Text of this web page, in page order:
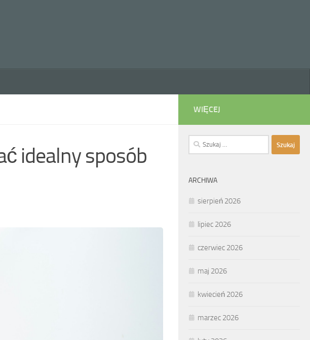
idealny sposób
WIĘCEJ
Szukaj:
ARCHIWA
sierpień 2026
lipiec 2026
czerwiec 2026
maj 2026
kwiecień 2026
marzec 2026